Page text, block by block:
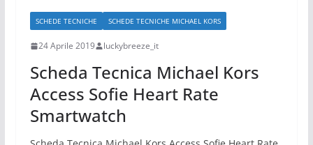
SCHEDE TECNICHE SCHEDE TECNICHE MICHAEL KORS
24 Aprile 2019 luckybreeze_it
Scheda Tecnica Michael Kors
Access Sofie Heart Rate
Smartwatch